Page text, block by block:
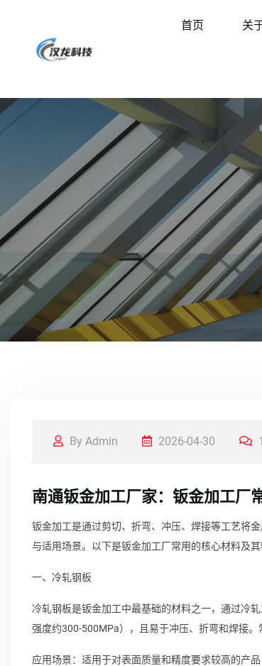
首页 关
By Admin 2026-04-30
南通钣金加工厂家：钣金加工厂
钣金加工是通过剪切、折弯、冲压、焊接等工艺将
与适用场景。以下是钣金加工厂常用的核心材料及其
一、冷轧钢板
冷轧钢板是钣金加工中最基础的材料之一，通过冷
强度约300-500MPa），且易于冲压、折弯和焊接。
应用场景：适用于对表面质量和精度要求较高的产